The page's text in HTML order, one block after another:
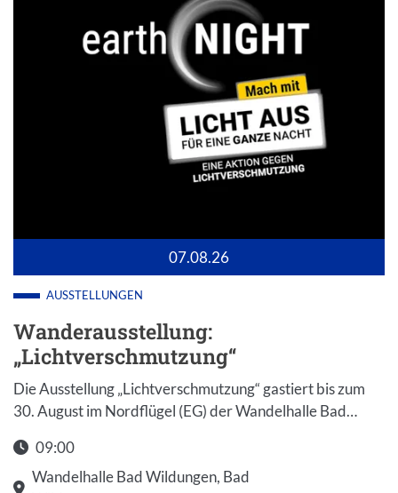
07.08.26
AUSSTELLUNGEN
Wanderausstellung:
„Lichtverschmutzung“
Die Ausstellung „Lichtverschmutzung“ gastiert bis zum
30. August im Nordflügel (EG) der Wandelhalle Bad…
09:00
Wandelhalle Bad Wildungen, Bad